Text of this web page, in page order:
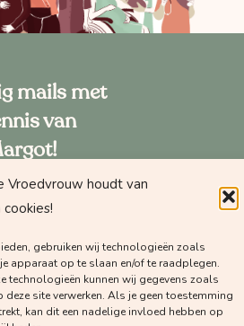
Vroedvrouw houdt van
gebruiken wij technologieën zoals
apparaat op te slaan en/of te raadplegen.
technologieën kunnen wij gegevens zoals
site verwerken. Als je geen toestemming
kan dit een nadelige invloed hebben op
mails met
van
je graag